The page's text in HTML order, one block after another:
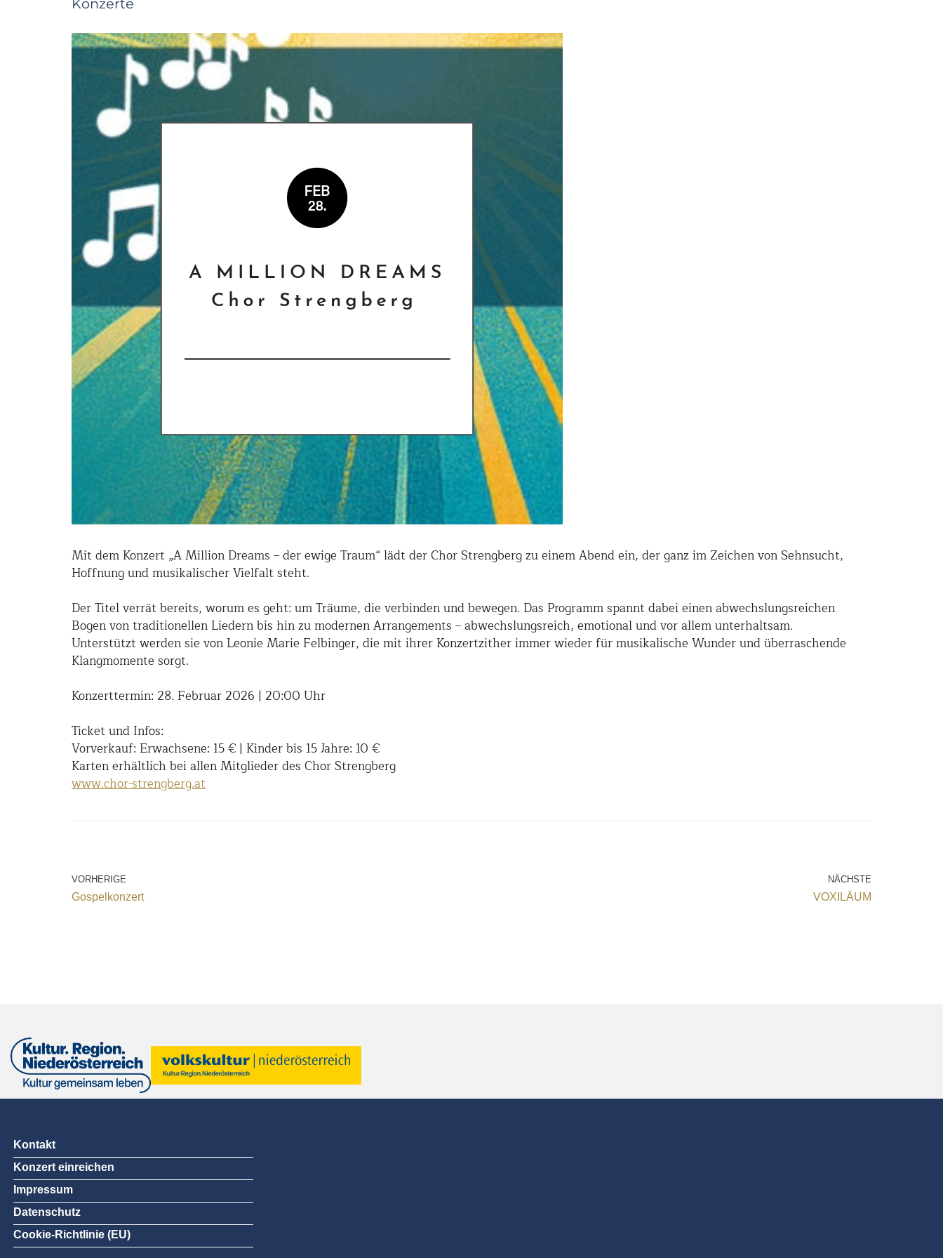
Konzerte
Mit dem Konzert „A Million Dreams – der ewige Traum“ lädt der Chor Strengberg zu einem Abend ein, der ganz im Zeichen von Sehnsucht,
Hoffnung und musikalischer Vielfalt steht.
Der Titel verrät bereits, worum es geht: um Träume, die verbinden und bewegen. Das Programm spannt dabei einen abwechslungsreichen
Bogen von traditionellen Liedern bis hin zu modernen Arrangements – abwechslungsreich, emotional und vor allem unterhaltsam.
Unterstützt werden sie von Leonie Marie Felbinger, die mit ihrer Konzertzither immer wieder für musikalische Wunder und überraschende
Klangmomente sorgt.
Konzerttermin: 28. Februar 2026 | 20:00 Uhr
Ticket und Infos:
Vorverkauf: Erwachsene: 15 € | Kinder bis 15 Jahre: 10 €
Karten erhältlich bei allen Mitglieder des Chor Strengberg
www.chor-strengberg.at
VORHERIGE
Gospelkonzert
NÄCHSTE
VOXILÄUM
Kontakt
Konzert einreichen
Impressum
Datenschutz
Cookie-Richtlinie (EU)